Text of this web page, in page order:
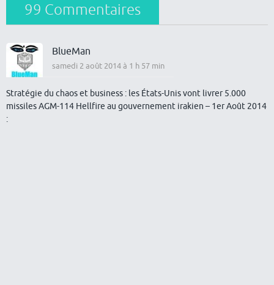
99 Commentaires
BlueMan
samedi 2 août 2014 à 1 h 57 min
Stratégie du chaos et business : les États-Unis vont livrer 5.000
missiles AGM-114 Hellfire au gouvernement irakien – 1er Août 2014
: